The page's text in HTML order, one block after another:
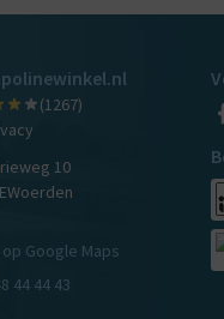
(1267)
10
Woerden
Google Maps
44 44 43